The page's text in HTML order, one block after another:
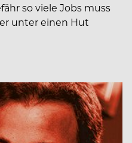
so viele Jobs muss
unter einen Hut